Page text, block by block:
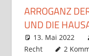
ARROGANZ
UND DIE
13. Mai 2022
Recht
2